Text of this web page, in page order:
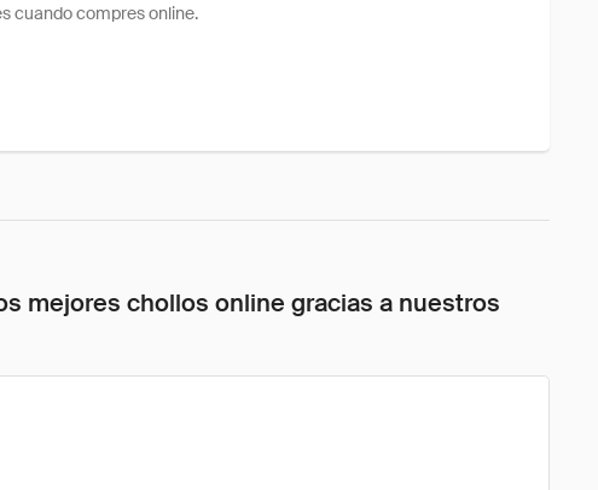
cuando compres online.
mejores chollos online gracias a nuestros